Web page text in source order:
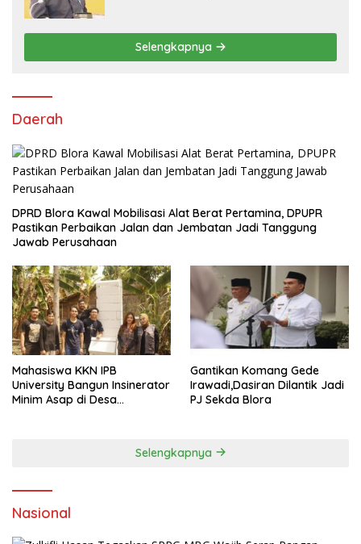
Selengkapnya
Daerah
DPRD Blora Kawal Mobilisasi Alat Berat Pertamina, DPUPR
Pastikan Perbaikan Jalan dan Jembatan Jadi Tanggung
Jawab Perusahaan
Mahasiswa KKN IPB
University Bangun Insinerator
Minim Asap di Desa
Gantikan Komang Gede
Irawadi,Dasiran Dilantik Jadi
PJ Sekda Blora
Selengkapnya
Nasional